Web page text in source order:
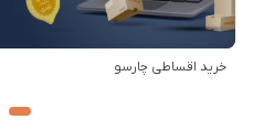
خرید اقساطی چارسو